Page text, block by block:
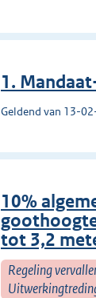
1.
Geldend van 13-
10%
tot 3,2
Regeling